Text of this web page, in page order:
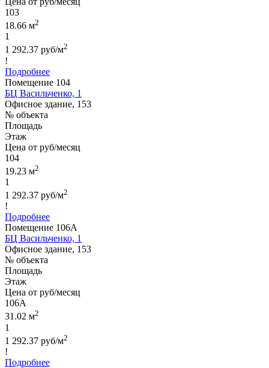
103
18.66 м2
1
1 292.37 руб/м2
!
Подробнее
Помещение 104
БЦ Васильченко, 1
Офисное здание, 153
№ объекта
Площадь
Этаж
Цена от руб/месяц
104
19.23 м2
1
1 292.37 руб/м2
!
Подробнее
Помещение 106А
БЦ Васильченко, 1
Офисное здание, 153
№ объекта
Площадь
Этаж
Цена от руб/месяц
106А
31.02 м2
1
1 292.37 руб/м2
!
Подробнее